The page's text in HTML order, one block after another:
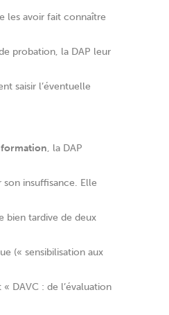
les avoir fait connaître
probation, la DAP leur
saisir l’éventuelle
formation, la DAP
son insuffisance. Elle
bien tardive de deux
(« sensibilisation aux
DAVC : de l’évaluation